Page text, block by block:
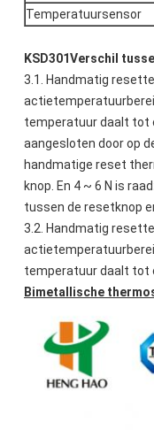
Temperatuursensor
KSD301Verschil
3.1. Handmatig
temperatuur daalt tot
aangesloten door op
handmatige reset
knop. En 4 ~ 6 N is
tussen de resetknop
3.2. Handmatig
temperatuur daalt tot
Bimetallische